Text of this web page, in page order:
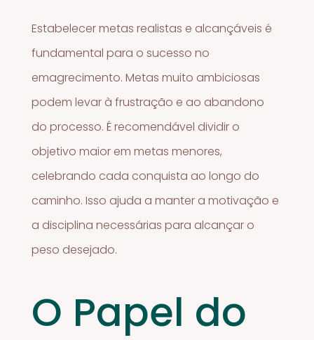
Estabelecer metas realistas e alcançáveis é
fundamental para o sucesso no
emagrecimento. Metas muito ambiciosas
podem levar à frustração e ao abandono
do processo. É recomendável dividir o
objetivo maior em metas menores,
celebrando cada conquista ao longo do
caminho. Isso ajuda a manter a motivação e
a disciplina necessárias para alcançar o
peso desejado.
O Papel do